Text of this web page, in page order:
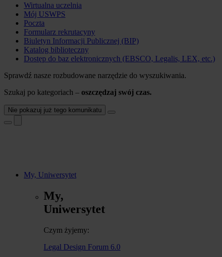
Wirtualna uczelnia
Mój USWPS
Poczta
Formularz rekrutacyny
Biuletyn Informacji Publicznej (BIP)
Katalog biblioteczny
Dostęp do baz elektronicznych (EBSCO, Legalis, LEX, etc.)
Sprawdź nasze rozbudowane narzędzie do wyszukiwania.
Szukaj po kategoriach – oszczędzaj swój czas.
Nie pokazuj już tego komunikatu
My, Uniwersytet
My,
Uniwersytet
Czym żyjemy:
Legal Design Forum 6.0